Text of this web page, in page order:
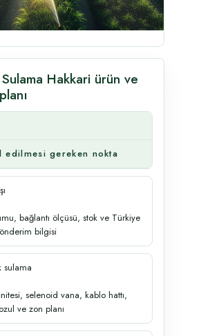
Hakkari ürün ve
edilmesi gereken nokta
bağlantı ölçüsü, stok ve Türkiye
bilgisi
sulama
selenoid vana, kablo hattı,
ve zon planı